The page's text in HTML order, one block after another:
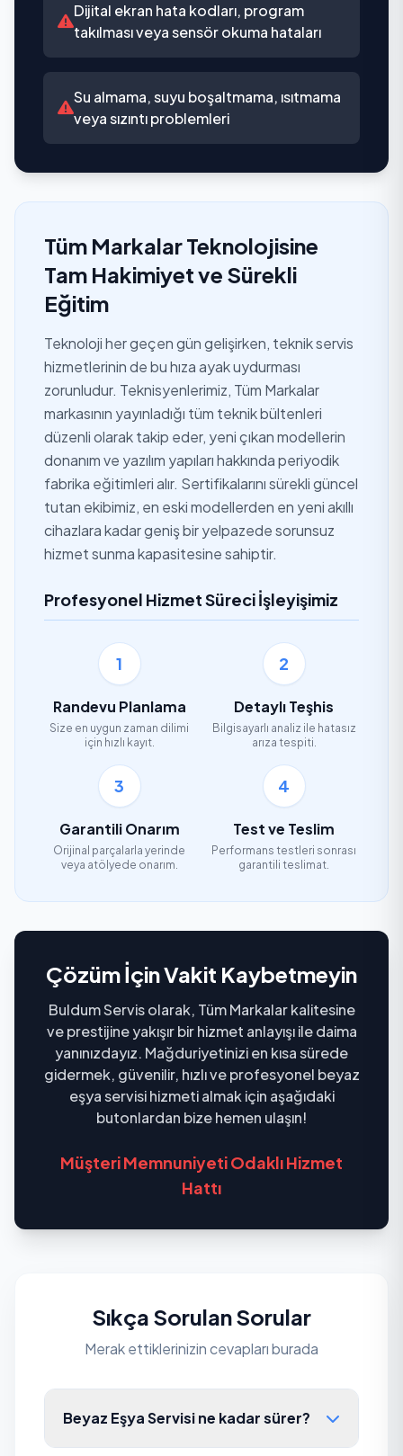
Dijital ekran hata kodları, program
takılması veya sensör okuma hataları
Su almama, suyu boşaltmama, ısıtmama
veya sızıntı problemleri
Tüm Markalar Teknolojisine
Tam Hakimiyet ve Sürekli
Eğitim
Teknoloji her geçen gün gelişirken, teknik servis
hizmetlerinin de bu hıza ayak uydurması
zorunludur. Teknisyenlerimiz, Tüm Markalar
markasının yayınladığı tüm teknik bültenleri
düzenli olarak takip eder, yeni çıkan modellerin
donanım ve yazılım yapıları hakkında periyodik
fabrika eğitimleri alır. Sertifikalarını sürekli güncel
tutan ekibimiz, en eski modellerden en yeni akıllı
cihazlara kadar geniş bir yelpazede sorunsuz
hizmet sunma kapasitesine sahiptir.
Profesyonel Hizmet Süreci İşleyişimiz
1
Randevu Planlama
Size en uygun zaman dilimi
için hızlı kayıt.
2
Detaylı Teşhis
Bilgisayarlı analiz ile hatasız
arıza tespiti.
3
Garantili Onarım
Orijinal parçalarla yerinde
veya atölyede onarım.
4
Test ve Teslim
Performans testleri sonrası
garantili teslimat.
Çözüm İçin Vakit Kaybetmeyin
Buldum Servis olarak, Tüm Markalar kalitesine
ve prestijine yakışır bir hizmet anlayışı ile daima
yanınızdayız. Mağduriyetinizi en kısa sürede
gidermek, güvenilir, hızlı ve profesyonel beyaz
eşya servisi hizmeti almak için aşağıdaki
butonlardan bize hemen ulaşın!
Müşteri Memnuniyeti Odaklı Hizmet
Hattı
Sıkça Sorulan Sorular
Merak ettiklerinizin cevapları burada
Beyaz Eşya Servisi ne kadar sürer?